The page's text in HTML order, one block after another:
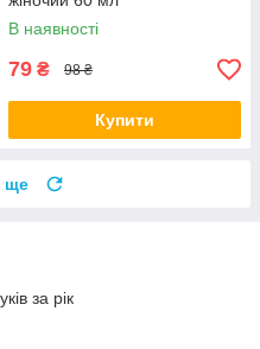
В наявності
79 ₴ 98 ₴
Купити
ще
за рік